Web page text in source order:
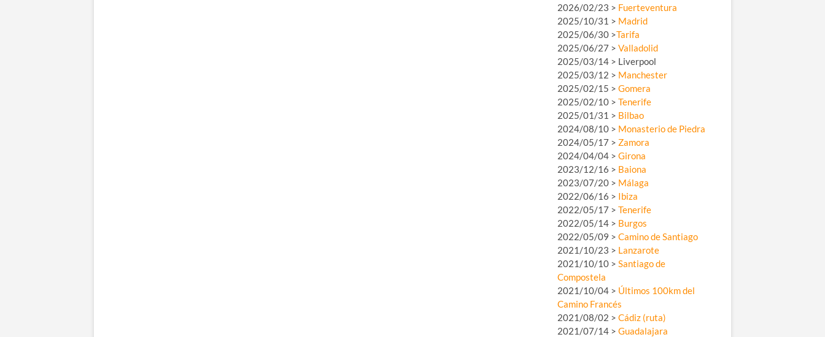
2026/02/23 > Fuerteventura
2025/10/31 > Madrid
2025/06/30 >Tarifa
2025/06/27 > Valladolid
2025/03/14 > Liverpool
2025/03/12 > Manchester
2025/02/15 > Gomera
2025/02/10 > Tenerife
2025/01/31 > Bilbao
2024/08/10 > Monasterio de Piedra
2024/05/17 > Zamora
2024/04/04 > Girona
2023/12/16 > Baiona
2023/07/20 > Málaga
2022/06/16 > Ibiza
2022/05/17 > Tenerife
2022/05/14 > Burgos
2022/05/09 > Camino de Santiago
2021/10/23 > Lanzarote
2021/10/10 > Santiago de
Compostela
2021/10/04 > Últimos 100km del
Camino Francés
2021/08/02 > Cádiz (ruta)
2021/07/14 > Guadalajara